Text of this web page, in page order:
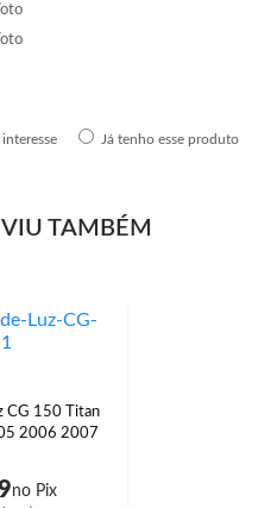
Já tenho esse produto
TAMBÉM
CG 150 Titan
2006 2007